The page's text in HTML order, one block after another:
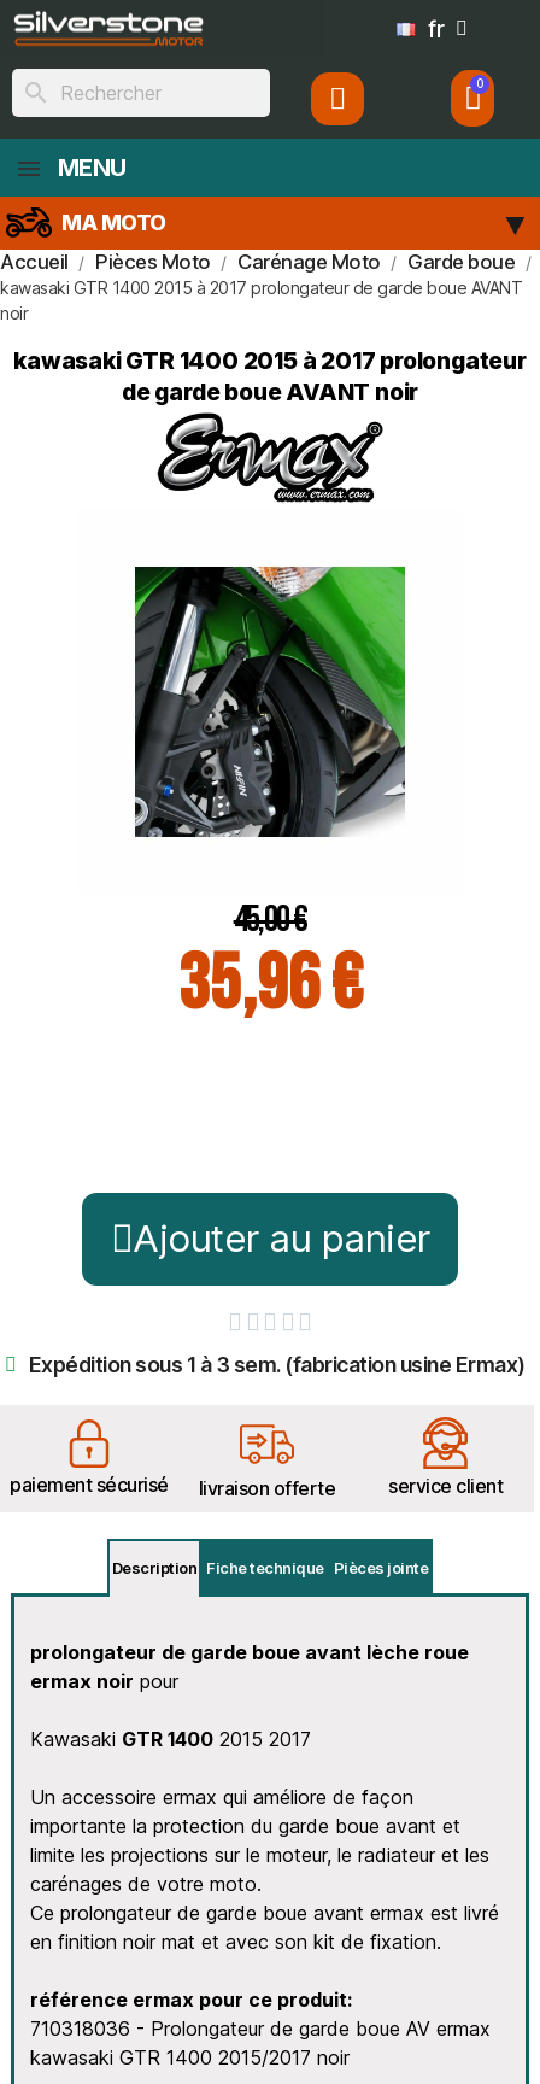
fr
search
MENU
MA MOTO
Accueil Pièces Moto Carénage Moto Garde boue
kawasaki GTR 1400 2015 à 2017 prolongateur de garde boue AVANT
noir
kawasaki GTR 1400 2015 à 2017 prolongateur
de garde boue AVANT noir
45,00 €
35,96 €
Ajouter au panier
    
Expédition sous 1 à 3 sem. (fabrication usine Ermax)
paiement sécurisé livraison offerte service client
Description Fiche technique Pièces jointe
prolongateur de garde boue avant lèche roue
ermax noir pour
Kawasaki GTR 14002015 2017
Un accessoire ermax qui améliore de façon
importante la protection du garde boue avant et
limite les projections sur le moteur, le radiateur et les
carénages de votre moto.
Ce prolongateur de garde boue avant ermax est livré
en finition noir mat et avec son kit de fixation.
référence ermax pour ce produit:
710318036 - Prolongateur de garde boue AV ermax
kawasaki GTR 1400 2015/2017 noir